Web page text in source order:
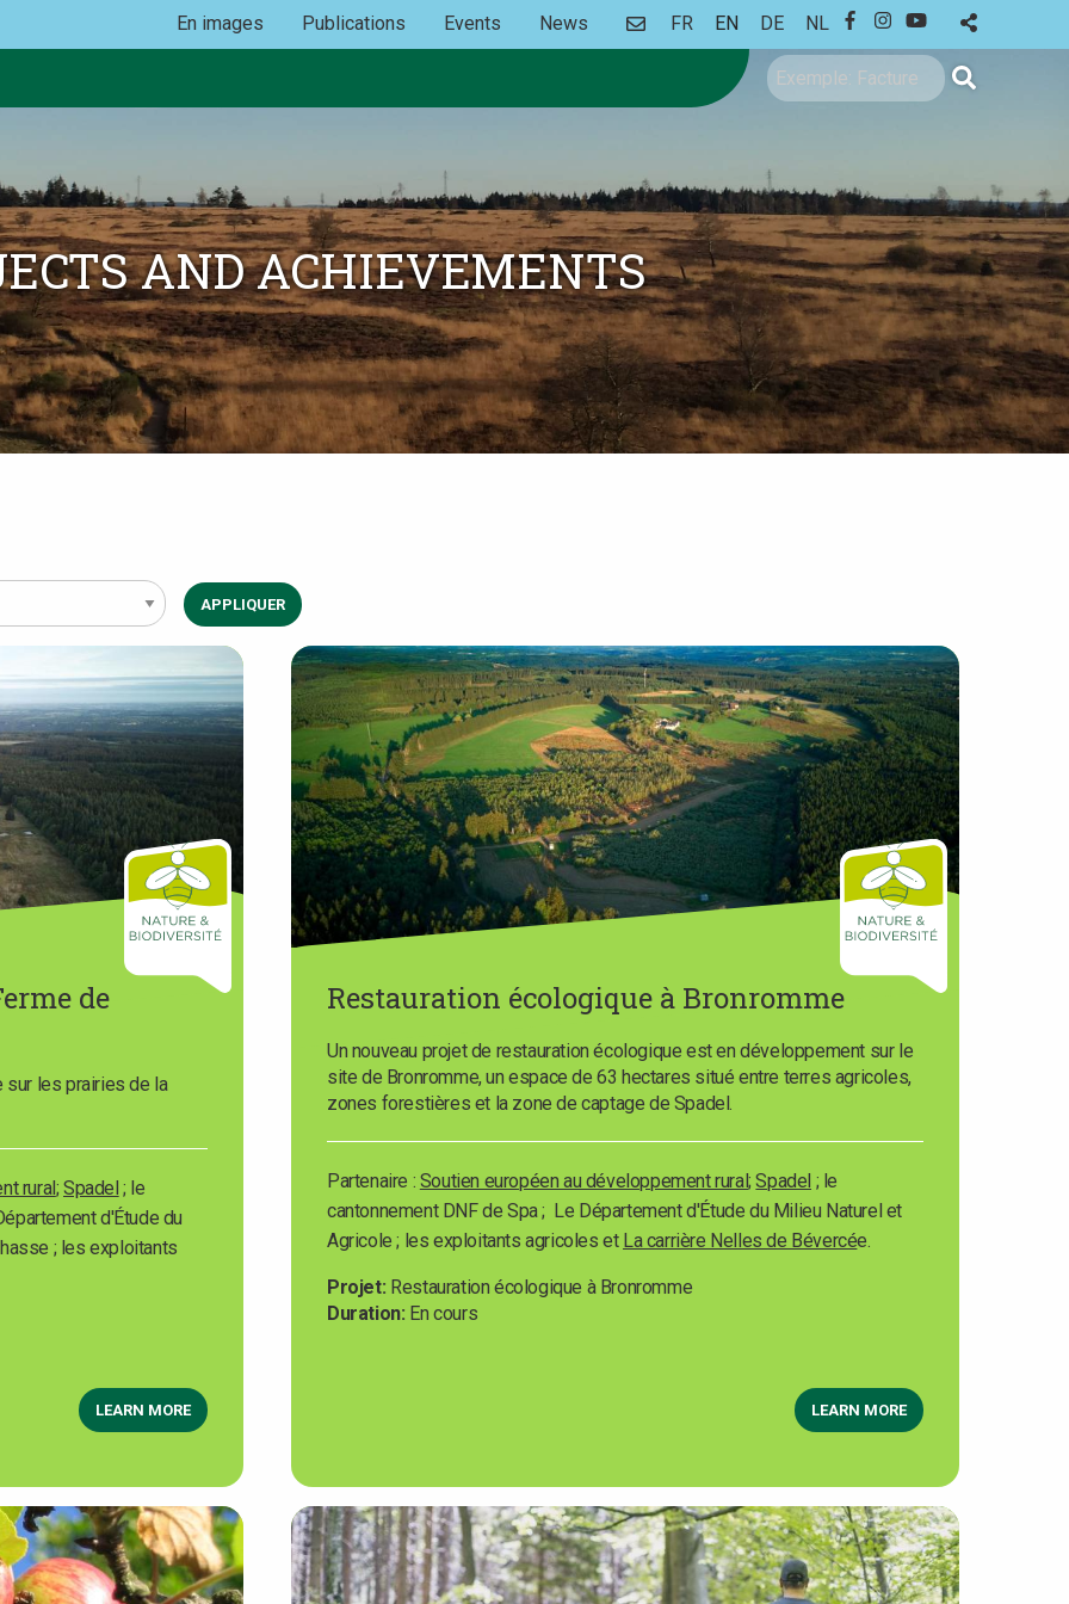
Search
En images Publications Events News CONTACT
FR EN DE NL
FACEBOOK
INSTAGRAM
YOUTUBE
AND ACHIEVEMENTS
APPLIQUER
de
les prairies de la
rural;Spadel; le
d'Étude du
; les exploitants
LEARN MORE
Restauration écologique à Bronromme
Un nouveau projet de restauration écologique est en développement sur le
site de Bronromme, un espace de 63 hectares situé entre terres agricoles,
zones forestières et la zone de captage de Spadel.
Partenaire : Soutien européen au développement rural;Spadel ; le
cantonnement DNF de Spa ; Le Département d'Étude du Milieu Naturel et
Agricole ; les exploitants agricoles et La carrière Nelles de Bévercée.
Projet Restauration écologique à Bronromme
Duration En cours
LEARN MORE